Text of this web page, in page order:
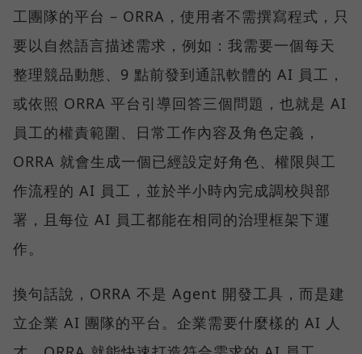
工團隊的平台 – ORRA，使用者不需撰寫程式，只
要以自然語言描述需求，例如：我需要一個每天
整理競品動態、9 點前發到通訊軟體的 AI 員工，
或依照 ORRA 平台引導回答三個問題，也就是 AI
員工的權責範圍、日常工作內容及角色定義，
ORRA 就會生成一個已經設定好角色、權限與工
作流程的 AI 員工，並於半小時內完成調校與部
署，且每位 AI 員工都能在相同的治理框架下運
作。
換句話說，ORRA 不是 Agent 開發工具，而是建
立企業 AI 團隊的平台。企業需要什麼樣的 AI 人